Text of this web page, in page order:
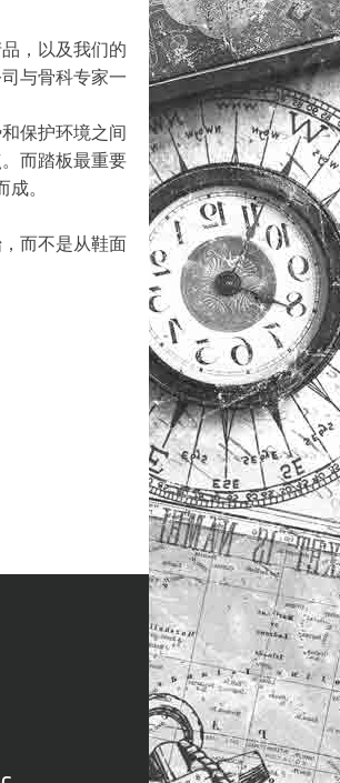
，以及我们的
与骨科专家一
保护环境之间
而踏板最重要
。
而不是从鞋面